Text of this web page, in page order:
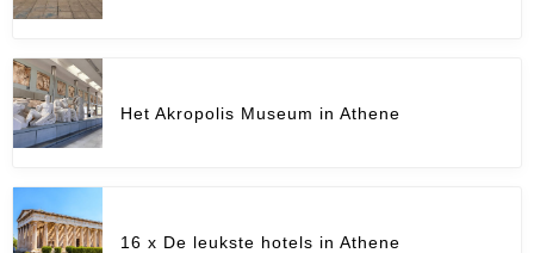
Het Akropolis Museum in Athene
16 x De leukste hotels in Athene